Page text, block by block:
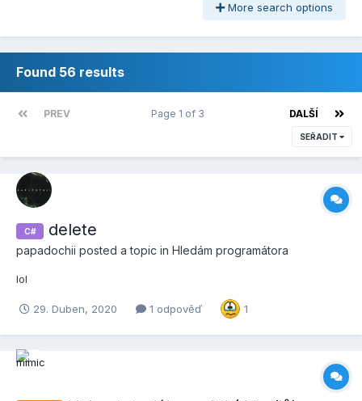
More search options
Found 56 results
PREV DALŠÍ
Page 1 of 3
SEŘADIT
C# delete
papadochii posted a topic in Hledám programátora
lol
29. Duben, 2020 1 odpověď 1